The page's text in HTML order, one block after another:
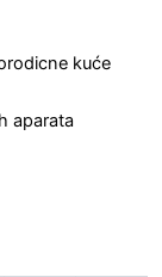
kuće
aparata